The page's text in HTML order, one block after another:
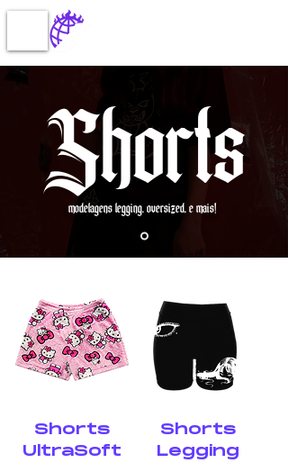
Shorts
modelagens legging, oversized, e mais!
Shorts
UltraSoft
Shorts
Legging